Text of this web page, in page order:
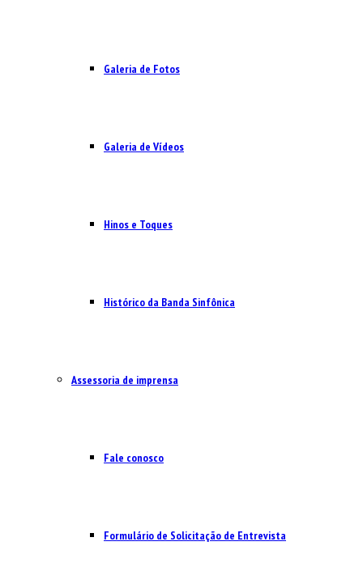
Galeria de Fotos
Galeria de Vídeos
Hinos e Toques
Histórico da Banda Sinfônica
Assessoria de imprensa
Fale conosco
Formulário de Solicitação de Entrevista